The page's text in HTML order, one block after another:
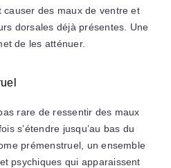
causer des maux de ventre et
dorsales déjà présentes. Une
de les atténuer.
pas rare de ressentir des maux
s’étendre jusqu’au bas du
prémenstruel, un ensemble
psychiques qui apparaissent